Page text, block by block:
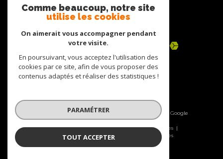
Adhérents
© 2026 | Tous droits réservés | Traduction powered by Google
|
Nos honoraires
Plan du site
Mentions légales
Admin
Nos liens Politique RGPD Cookies
Comme beaucoup, notre site
utilise les cookies
On aimerait vous accompagner pendant
votre visite.
En poursuivant, vous acceptez l'utilisation des
cookies par ce site, afin de vous proposer des
contenus adaptés et réaliser des statistiques !
PARAMÉTRER
TOUT ACCEPTER